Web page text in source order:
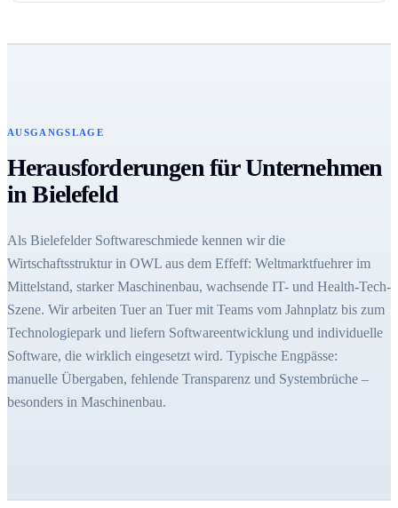
AUSGANGSLAGE
Herausforderungen für Unternehmen
in Bielefeld
Als Bielefelder Softwareschmiede kennen wir die
Wirtschaftsstruktur in OWL aus dem Effeff: Weltmarktfuehrer im
Mittelstand, starker Maschinenbau, wachsende IT- und Health-Tech-
Szene. Wir arbeiten Tuer an Tuer mit Teams vom Jahnplatz bis zum
Technologiepark und liefern Softwareentwicklung und individuelle
Software, die wirklich eingesetzt wird. Typische Engpässe:
manuelle Übergaben, fehlende Transparenz und Systembrüche –
besonders in Maschinenbau.